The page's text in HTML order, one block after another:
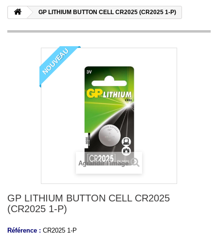
GP LITHIUM BUTTON CELL CR2025 (CR2025 1-P)
NOUVEAU
Agrandir l'image
GP LITHIUM BUTTON CELL CR2025
(CR2025 1-P)
Référence : CR2025 1-P